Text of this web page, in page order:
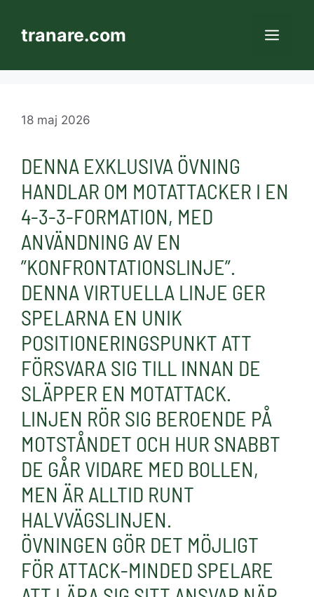
innehålltranare.com
18 maj 2026
DENNA EXKLUSIVA ÖVNING
HANDLAR OM MOTATTACKER I EN
4-3-3-FORMATION, MED
ANVÄNDNING AV EN
”KONFRONTATIONSLINJE”.
DENNA VIRTUELLA LINJE GER
SPELARNA EN UNIK
POSITIONERINGSPUNKT ATT
FÖRSVARA SIG TILL INNAN DE
SLÄPPER EN MOTATTACK.
LINJEN RÖR SIG BEROENDE PÅ
MOTSTÅNDET OCH HUR SNABBT
DE GÅR VIDARE MED BOLLEN,
MEN ÄR ALLTID RUNT
HALVVÄGSLINJEN.
ÖVNINGEN GÖR DET MÖJLIGT
FÖR ATTACK-MINDED SPELARE